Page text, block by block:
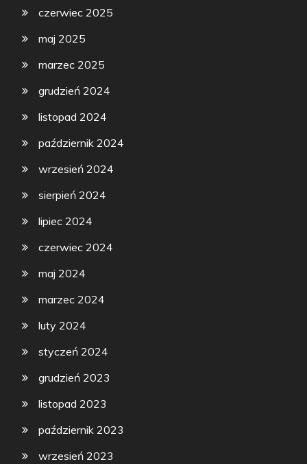
czerwiec 2025
maj 2025
marzec 2025
grudzień 2024
listopad 2024
październik 2024
wrzesień 2024
sierpień 2024
lipiec 2024
czerwiec 2024
maj 2024
marzec 2024
luty 2024
styczeń 2024
grudzień 2023
listopad 2023
październik 2023
wrzesień 2023